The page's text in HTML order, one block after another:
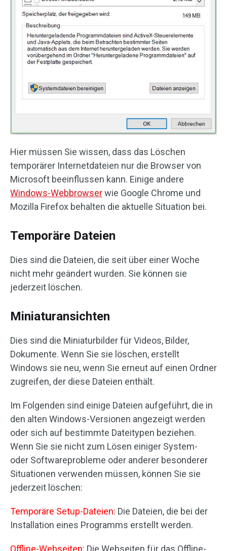
Hier müssen Sie wissen, dass das Löschen
temporärer Internetdateien nur die Browser von
Microsoft beeinflussen kann. Einige andere
Windows-Webbrowserwie Google Chrome und
Mozilla Firefox behalten die aktuelle Situation bei.
Temporäre Dateien
Dies sind die Dateien, die seit über einer Woche
nicht mehr geändert wurden. Sie können sie
jederzeit löschen.
Miniaturansichten
Dies sind die Miniaturbilder für Videos, Bilder,
Dokumente. Wenn Sie sie löschen, erstellt
Windows sie neu, wenn Sie erneut auf einen Ordner
zugreifen, der diese Dateien enthält.
Im Folgenden sind einige Dateien aufgeführt, die in
den alten Windows-Versionen angezeigt werden
oder sich auf bestimmte Dateitypen beziehen.
Wenn Sie sie nicht zum Lösen einiger System-
oder Softwareprobleme oder anderer besonderer
Situationen verwenden müssen, können Sie sie
jederzeit löschen:
Temporäre Setup-Dateien: Die Dateien, die bei der
Installation eines Programms erstellt werden.
Offline-Webseiten: Die Webseiten für das Offline-